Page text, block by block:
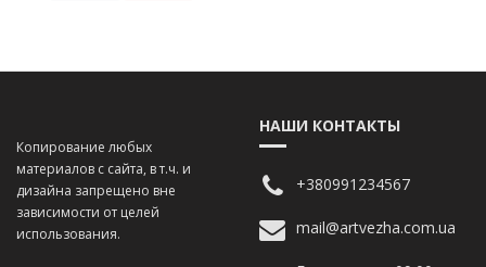
Копирование любых
материалов с сайта, в т.ч. и
дизайна запрещено вне
зависимости от целей
использования.
НАШИ КОНТАКТЫ
+380991234567
mail@artvezha.com.ua